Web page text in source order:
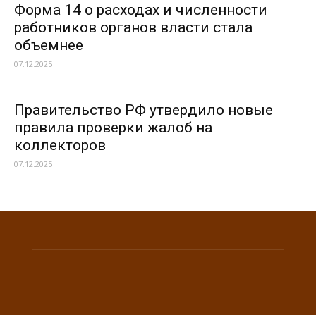
Форма 14 о расходах и численности
работников органов власти стала
объемнее
07.12.2025
Правительство РФ утвердило новые
правила проверки жалоб на
коллекторов
07.12.2025